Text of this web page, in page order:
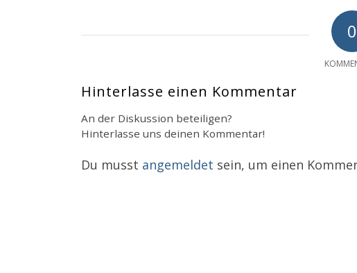
0
Hinterlasse einen Kommentar
An der Diskussion beteiligen?
Hinterlasse uns deinen Kommentar!
Du musst angemeldet sein, um einen